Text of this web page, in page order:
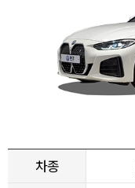
차종